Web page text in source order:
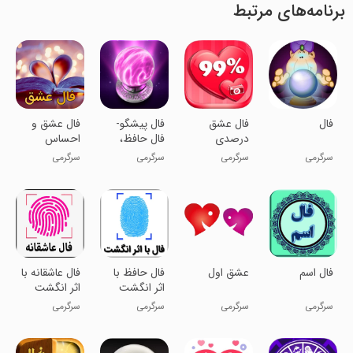
برنامه‌های مرتبط
فال
سرگرمی
فال عشق
درصدی
سرگرمی
فال پیشگو-
فال حافظ،
طالع بینی
سرگرمی
فال عشق و
احساس
سرگرمی
فال اسم
سرگرمی
عشق اول
سرگرمی
فال حافظ با
اثر انگشت
سرگرمی
فال عاشقانه با
اثر انگشت
سرگرمی